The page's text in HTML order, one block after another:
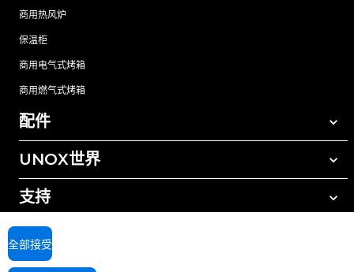
商用热风炉
保温柜
商用电气式烤箱
商用燃气式烤箱
配件
所有配件
手动清洗清洁剂
树脂过滤水处理
反渗透水处理
UNOX世界
我们在全球的办事处
支持
UNOX质保
查找经销商
全部接受